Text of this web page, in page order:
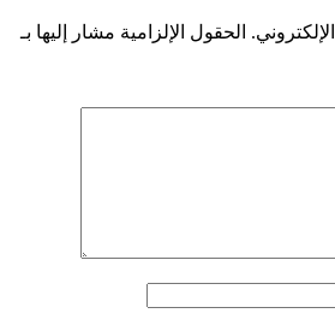
الحقول الإلزامية مشار إليها بـ